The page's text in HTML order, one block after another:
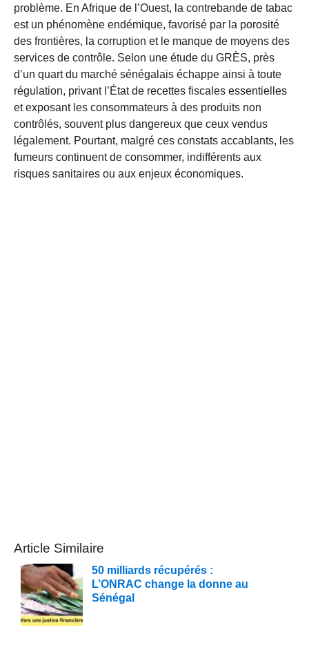
problème. En Afrique de l’Ouest, la contrebande de tabac
est un phénomène endémique, favorisé par la porosité
des frontières, la corruption et le manque de moyens des
services de contrôle. Selon une étude du GRÈS, près
d’un quart du marché sénégalais échappe ainsi à toute
régulation, privant l’État de recettes fiscales essentielles
et exposant les consommateurs à des produits non
contrôlés, souvent plus dangereux que ceux vendus
légalement. Pourtant, malgré ces constats accablants, les
fumeurs continuent de consommer, indifférents aux
risques sanitaires ou aux enjeux économiques.
Article Similaire
50 milliards récupérés :
L’ONRAC change la donne au
Sénégal